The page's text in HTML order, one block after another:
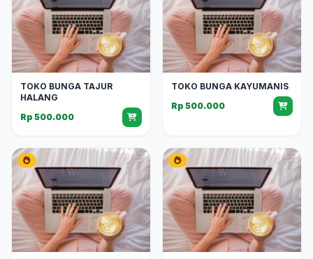
TOKO BUNGA TAJUR
HALANG
Rp 500.000
TOKO BUNGA KAYUMANIS
Rp 500.000